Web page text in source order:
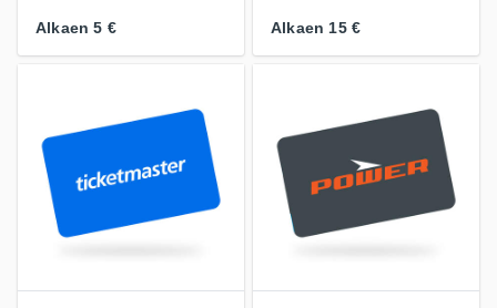
Alkaen 5 € Alkaen 15 €